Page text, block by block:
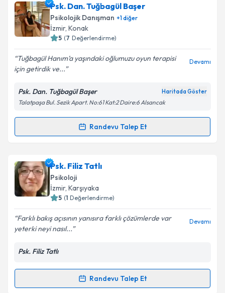
Takvim Talebini Gönder
Uzm. Dr. Emre Cem Eseniçin randevu takvimi talebi
oluşturun. Size bu uzmandan randevu almanız için bir
takvim hazırlandığında e-posta ile bilgilendireceğiz.
Kişisel verilerimin işlenmesine ilişkin
Aydınlatma
Metni'ni okudum ve kişisel verilerimin belirtilen
kapsamda işlenmesini kabul ediyorum.
Psk. Dan. Tuğbagül Başer
Psikolojik Danışman +1diğer
İzmir, Konak
5 (7 Değerlendirme)
Tuğbagül Hanım’a yaşındaki oğlumuzu oyun terapisi
için getirdik ve...
Devamı
Psk. Dan. Tuğbagül Başer Haritada Göster
Talatpaşa Bul. Sezik Apart. No:61 Kat:2 Daire:6 Alsancak
Randevu Talep Et
Randevu Takvimi Talebi
Psk. Dan. Tuğbagül Başer
oluşturun. Size bu uzmandan randevu almanız için bir
takvim hazırlandığında e-posta ile bilgilendireceğiz.
Kişisel verilerimin işlenmesine ilişkin
kapsamda işlenmesini kabul ediyorum.
Psk. Filiz Tatlı
Psikoloji
İzmir, Karşıyaka
5 (1 Değerlendirme)
Farklı bakış açısının yanısıra farklı çözümlerde var
yeterki neyi nasıl...
Devamı
Psk. Filiz Tatlı
Randevu Talep Et
Randevu Takvimi Talebi